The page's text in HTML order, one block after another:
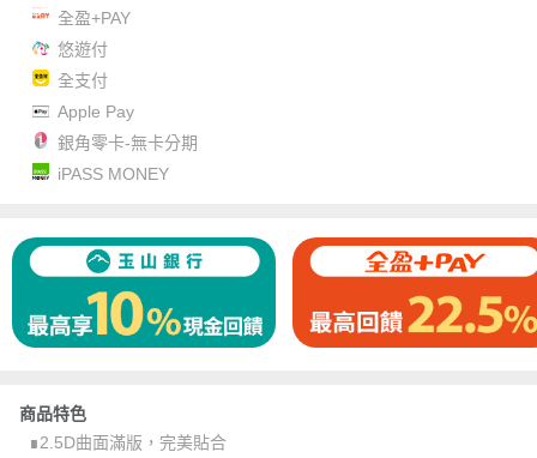
全盈+PAY
悠遊付
全支付
Apple Pay
銀角零卡-無卡分期
iPASS MONEY
商品特色
∎2.5D曲面滿版，完美貼合